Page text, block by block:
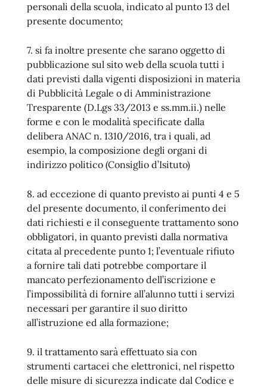
personali della scuola, indicato al punto 13 del
presente documento;
7. si fa inoltre presente che sarano oggetto di
pubblicazione sul sito web della scuola tutti i
dati previsti dalla vigenti disposizioni in materia
di Pubblicità Legale o di Amministrazione
Tresparente (D.Lgs 33/2013 e ss.mm.ii.) nelle
forme e con le modalità specificate dalla
delibera ANAC n. 1310/2016, tra i quali, ad
esempio, la composizione degli organi di
indirizzo politico (Consiglio d’Isituto)
8. ad eccezione di quanto previsto ai punti 4 e 5
del presente documento, il conferimento dei
dati richiesti e il conseguente trattamento sono
obbligatori, in quanto previsti dalla normativa
citata al precedente punto 1; l’eventuale rifiuto
a fornire tali dati potrebbe comportare il
mancato perfezionamento dell’iscrizione e
l’impossibilità di fornire all’alunno tutti i servizi
necessari per garantire il suo diritto
all’istruzione ed alla formazione;
9. il trattamento sarà effettuato sia con
strumenti cartacei che elettronici, nel rispetto
delle misure di sicurezza indicate dal Codice e